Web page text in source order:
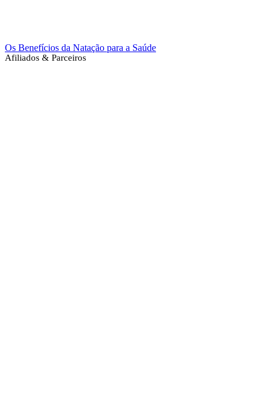
Os Benefícios da Natação para a Saúde
Afiliados & Parceiros